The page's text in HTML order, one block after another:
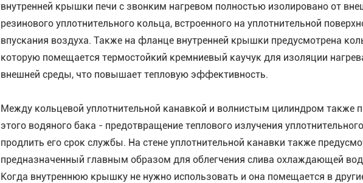
внутренней крышки печи с звонким нагревом полностью изолировано от
резинового уплотнительного кольца, встроенного на уплотнительной
впускания воздуха. Также на фланце внутренней крышки предусмотрена
которую помещается термостойкий кремниевый каучук для изоляции
внешней среды, что повышает тепловую эффективность.
Между кольцевой уплотнительной канавкой и волнистым цилиндром также
этого водяного бака - предотвращение теплового излучения
продлить его срок службы. На стене уплотнительной канавки также
предназначенный главным образом для облегчения слива охлаждающей
Когда внутреннюю крышку не нужно использовать и она помещается в